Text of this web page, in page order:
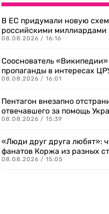
В ЕС придумали новую
российскими миллиардами
08.08.2026 / 16:16
Сооснователь
пропаганды в интересах
08.08.2026 / 16:01
Пентагон внезапно
отвечавшего за помощь
08.08.2026 / 15:39
«Люди друг друга любят»:
фанатов Коржа из разных
08.08.2026 / 15:05